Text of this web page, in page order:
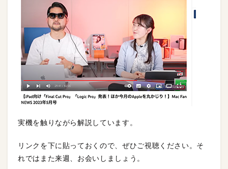
実機を触りながら解説しています。
リンクを下に貼っておくので、ぜひご視聴ください。そ
れではまた来週、お会いしましょう。